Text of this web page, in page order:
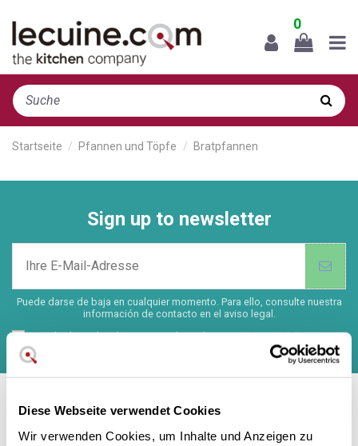
Diese Webseite verwendet Cookies
Wir verwenden Cookies, um Inhalte und Anzeigen zu
0
Startseite Pfannen und Töpfe Bratpfannen
Sign up to newsletter
Puede darse de baja en cualquier momento. Para ello, consulte nuestra
información de contacto en el aviso legal.
Durch Absenden dieses Formulars Ich stimmeden rechtlichen
Hinweisen
dieser Website zu und bin damit
einverstanden.
Contact us